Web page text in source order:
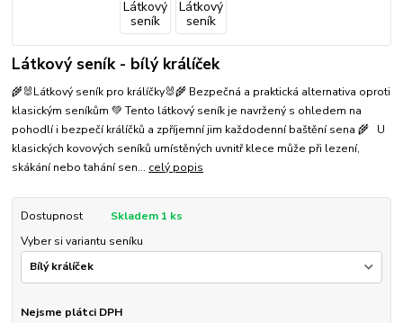
Látkový seník - bílý králíček
🌾🐰Látkový seník pro králíčky🐰🌾 Bezpečná a praktická alternativa oproti
klasickým seníkům 💚 Tento látkový seník je navržený s ohledem na
pohodlí i bezpečí králíčků a zpříjemní jim každodenní baštění sena 🌾 U
klasických kovových seníků umístěných uvnitř klece může při lezení,
skákání nebo tahání sen... celý popis
Dostupnost
Skladem 1 ks
Vyber si variantu seníku
Nejsme plátci DPH